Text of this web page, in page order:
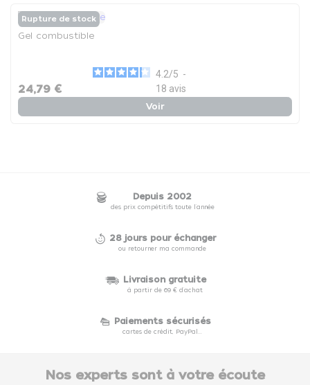
Rupture de stock
Gel combustible
4.2/5 -
18 avis
24,79 €
Voir
Depuis 2002
des prix compétitifs toute l'année
28 jours pour échanger
ou retourner ma commande
Livraison gratuite
à partir de 69 € d'achat
Paiements sécurisés
cartes de crédit, PayPal...
Nos experts sont à votre écoute